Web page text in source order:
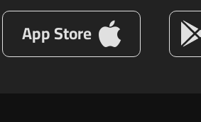
App Store